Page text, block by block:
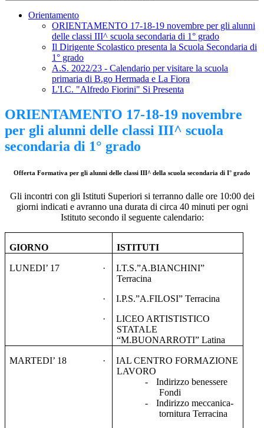
Orientamento
ORIENTAMENTO 17-18-19 novembre per gli alunni
delle classi III^ scuola secondaria di 1° grado
Il Dirigente Scolastico presenta la Scuola Secondaria di
1° grado
A.S. 2022/23 - Calendario per visitare la scuola
primaria di B.go Hermada e La Fiora
L'I.C. "Alfredo Fiorini" Si Presenta
ORIENTAMENTO 17-18-19 novembre
per gli alunni delle classi III^ scuola
secondaria di 1° grado
Offerta Formativa per gli alunni delle classi III^ della scuola secondaria di I° grado
Gli incontri con gli Istituti Superiori si terranno dalle ore 10:00 dei
giorni indicati e avranno una durata di circa 40 minuti per ogni
Istituto secondo il seguente calendario:
GIORNO ISTITUTI
LUNEDI’ 17 ·
I.T.S.”A.BIANCHINI”
Terracina
·
I.P.S.”A.FILOSI” Terracina
·
LICEO ARTISTISTICO
STATALE
“M.BUONARROTI” Latina
MARTEDI’ 18 ·
IAL CENTRO FORMAZIONE
LAVORO
-
Indirizzo benessere
Fondi
-
Indirizzo meccanica-
tornitura Terracina